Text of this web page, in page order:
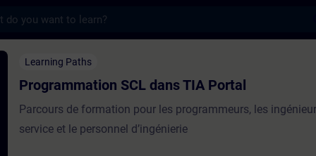
SCL dans TIA Portal - Training -
Learning Paths
Programmation SCL dans TIA Portal
Parcours de formation pour les programmeurs, les
service et le personnel d’ingénierie